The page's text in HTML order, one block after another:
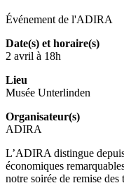
Événement de l'ADIRA
Date(s) et horaire(s)
2 avril à 18h
Lieu
Musée Unterlinden
Organisateur(s)
ADIRA
L’ADIRA distingue
économiques
notre soirée de remise